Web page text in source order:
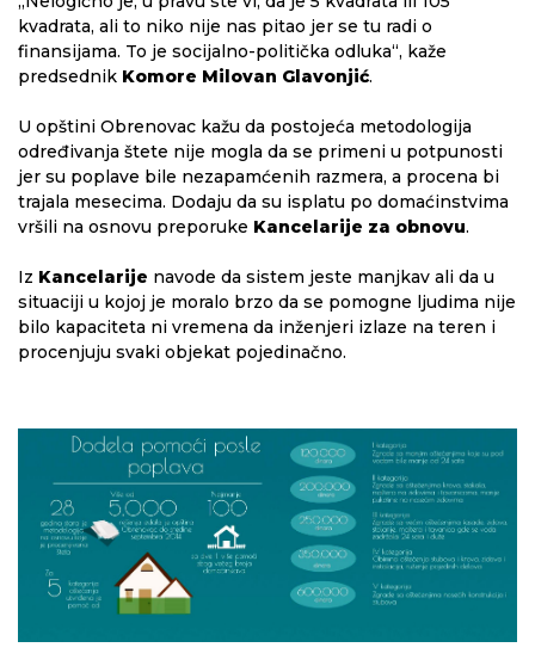
kvadrata, ali to niko nije nas pitao jer se tu radi o
finansijama. To je socijalno-politička odluka“, kaže
predsednik Komore Milovan Glavonjić.
U opštini Obrenovac kažu da postojeća metodologija
određivanja štete nije mogla da se primeni u potpunosti
jer su poplave bile nezapamćenih razmera, a procena bi
trajala mesecima. Dodaju da su isplatu po domaćinstvima
vršili na osnovu preporuke Kancelarije za obnovu.
Iz Kancelarije navode da sistem jeste manjkav ali da u
situaciji u kojoj je moralo brzo da se pomogne ljudima nije
bilo kapaciteta ni vremena da inženjeri izlaze na teren i
procenjuju svaki objekat pojedinačno.